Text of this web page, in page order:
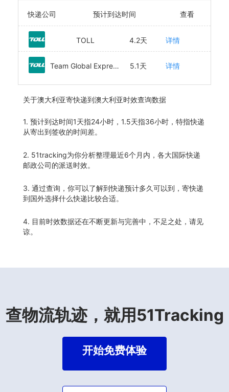
快递公司 预计到达时间 查看
TOLL 4.2天 详情
Team Global Express (Toll IPEC) 5.1天 详情
关于澳大利亚寄快递到澳大利亚时效查询数据
1. 预计到达时间1天指24小时，1.5天指36小时，特指快递
从寄出到签收的时间差。
2. 51tracking为你分析整理最近6个月内，各大国际快递
邮政公司的派送时效。
3. 通过查询，你可以了解到快递预计多久可以到，寄快递
到国外选择什么快递比较合适。
4. 目前时效数据还在不断更新与完善中，不足之处，请见
谅。
查物流轨迹，就用51Tracking
开始免费体验